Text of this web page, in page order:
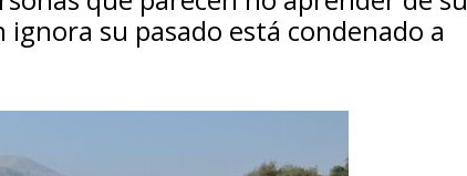
su pasado está condenado a